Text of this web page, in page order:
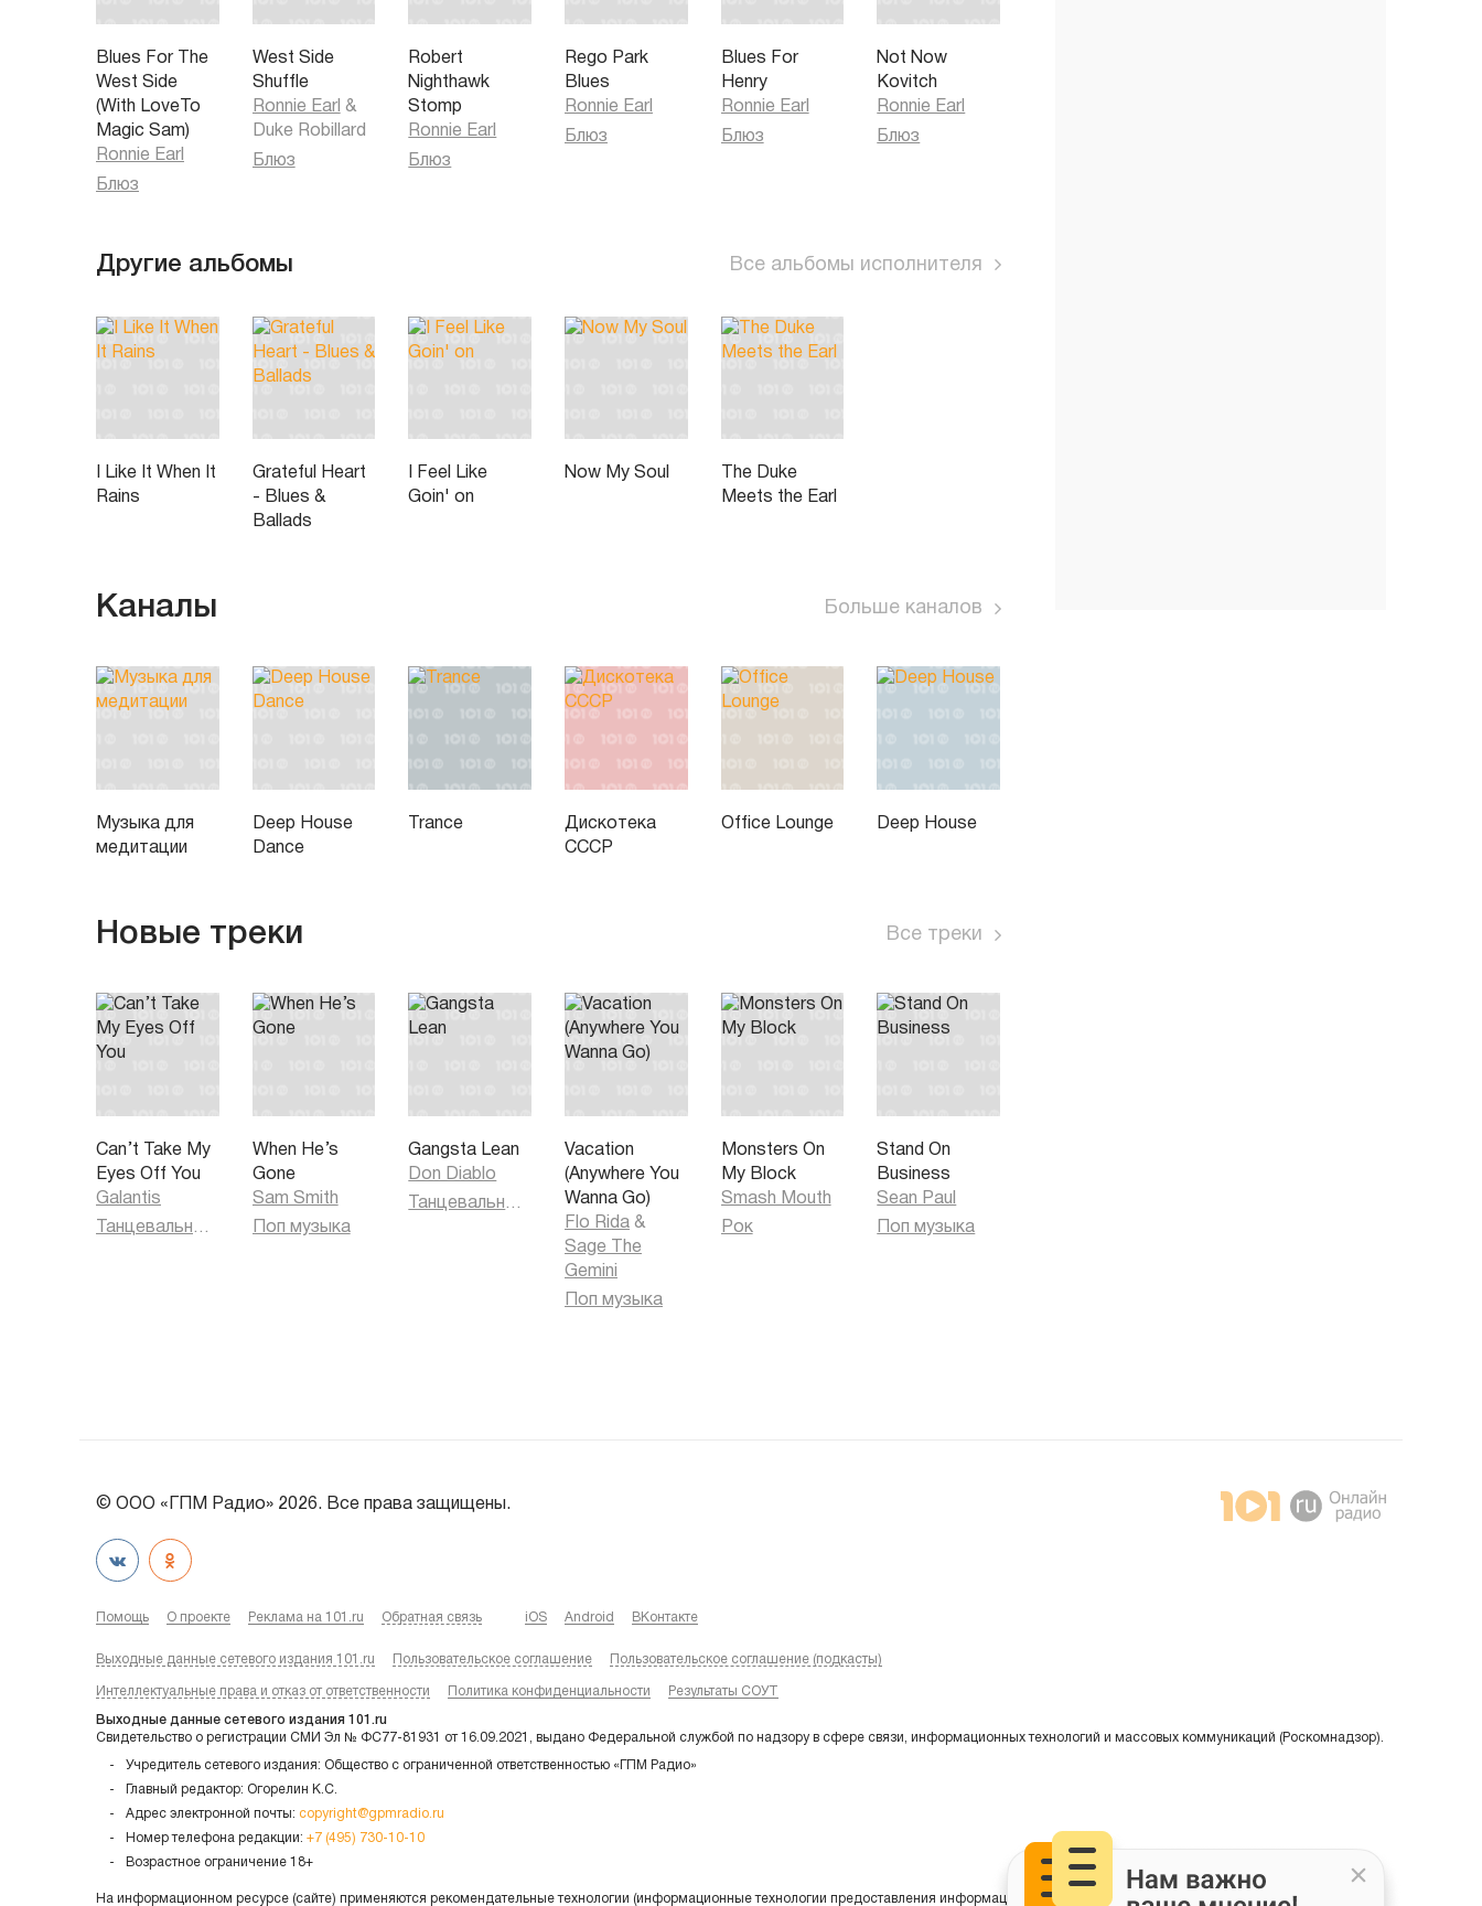
Blues For The
West Side
(With LoveTo
Magic Sam)
Ronnie Earl
Блюз
West Side
Shuffle
Ronnie Earl &
Duke Robillard
Блюз
Robert
Nighthawk
Stomp
Ronnie Earl
Блюз
Rego Park
Blues
Ronnie Earl
Блюз
Blues For
Henry
Ronnie Earl
Блюз
Not Now
Kovitch
Ronnie Earl
Блюз
Другие альбомы Все альбомы исполнителя
I Like It When It
Rains
Grateful Heart
- Blues &
Ballads
I Feel Like
Goin' on
Now My Soul
The Duke
Meets the Earl
Каналы Больше каналов
Музыка для
медитации
Deep House
Dance
Trance
Дискотека
СССР
Office Lounge Deep House
Новые треки Все треки
Can’t Take My
Eyes Off You
Galantis
Танцевальная музыка
When He’s
Gone
Sam Smith
Поп музыка
Gangsta Lean
Don Diablo
Танцевальная музыка
Vacation
(Anywhere You
Wanna Go)
Flo Rida &
Sage The
Gemini
Поп музыка
Monsters On
My Block
Smash Mouth
Рок
Stand On
Business
Sean Paul
Поп музыка
© ООО «ГПМ Радио» 2026. Все права защищены.
Помощь О проекте Реклама на 101.ru Обратная связь iOS Android ВКонтакте
Выходные данные сетевого издания 101.ru Пользовательское соглашение Пользовательское соглашение (подкасты)
Интеллектуальные права и отказ от ответственности Политика конфиденциальности Результаты СОУТ
Выходные данные сетевого издания 101.ru
Свидетельство о регистрации СМИ Эл № ФС77-81931 от 16.09.2021, выдано Федеральной службой по надзору в сфере связи, информационных технологий и массовых коммуникаций (Роскомнадзор).
Учредитель сетевого издания: Общество с ограниченной ответственностью «ГПМ Радио»
Главный редактор: Огорелин К.С.
Адрес электронной почты: copyright@gpmradio.ru
Номер телефона редакции: +7 (495) 730-10-10
Возрастное ограничение 18+
На информационном ресурсе (сайте) применяются рекомендательные технологии (информационные технологии предоставления информации на основе сбора, систематизации и анализа сведений,